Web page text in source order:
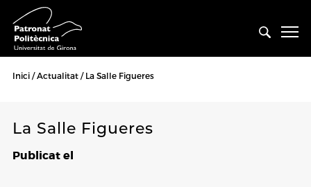
Inici Actualitat La Salle Figueres
La Salle Figueres
Publicat el